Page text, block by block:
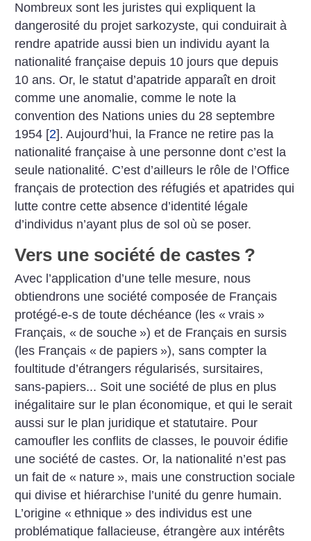
Nombreux sont les juristes qui expliquent la
dangerosité du projet sarkozyste, qui conduirait à
rendre apatride aussi bien un individu ayant la
nationalité française depuis 10 jours que depuis
10 ans. Or, le statut d’apatride apparaît en droit
comme une anomalie, comme le note la
convention des Nations unies du 28 septembre
1954 [2]. Aujourd’hui, la France ne retire pas la
nationalité française à une personne dont c’est la
seule nationalité. C’est d’ailleurs le rôle de l’Office
français de protection des réfugiés et apatrides qui
lutte contre cette absence d’identité légale
d’individus n’ayant plus de sol où se poser.
Vers une société de castes ?
Avec l’application d’une telle mesure, nous
obtiendrons une société composée de Français
protégé-e-s de toute déchéance (les « vrais »
Français, « de souche ») et de Français en sursis
(les Français « de papiers »), sans compter la
foultitude d’étrangers régularisés, sursitaires,
sans-papiers... Soit une société de plus en plus
inégalitaire sur le plan économique, et qui le serait
aussi sur le plan juridique et statutaire. Pour
camoufler les conflits de classes, le pouvoir édifie
une société de castes. Or, la nationalité n’est pas
un fait de « nature », mais une construction sociale
qui divise et hiérarchise l’unité du genre humain.
L’origine « ethnique » des individus est une
problématique fallacieuse, étrangère aux intérêts